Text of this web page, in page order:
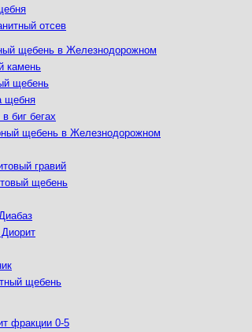
отсев
щебень в Железнодорожном
камень
щебень
щебня
биг бегах
щебень в Железнодорожном
гравий
щебень
щебень
фракции 0-5